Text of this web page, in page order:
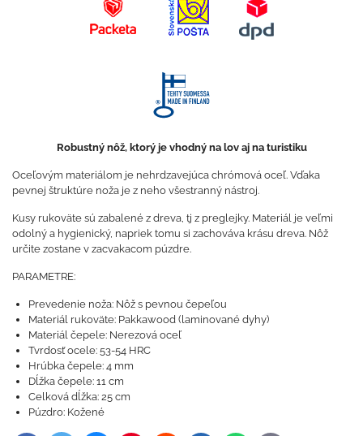
Robustný nôž, ktorý je vhodný na lov aj na turistiku
Oceľovým materiálom je nehrdzavejúca chrómová oceľ. Vďaka
pevnej štruktúre noža je z neho všestranný nástroj.
Kusy rukoväte sú zabalené z dreva, tj z preglejky. Materiál je veľmi
odolný a hygienický, napriek tomu si zachováva krásu dreva. Nôž
určite zostane v zacvakacom púzdre.
PARAMETRE:
Prevedenie noža: Nôž s pevnou čepeľou
Materiál rukoväte: Pakkawood (laminované dyhy)
Materiál čepele: Nerezová oceľ
Tvrdosť ocele: 53-54 HRC
Hrúbka čepele: 4 mm
Dĺžka čepele: 11 cm
Celková dĺžka: 25 cm
Púzdro: Kožené